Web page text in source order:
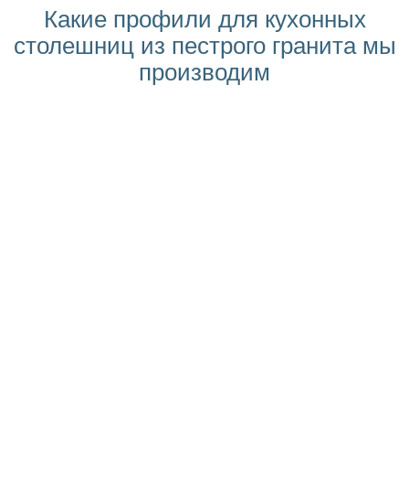
Какие профили для кухонных
столешниц из пестрого гранита мы
производим